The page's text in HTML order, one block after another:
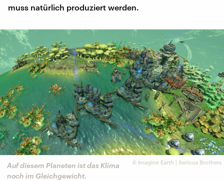
muss natürlich produziert werden.
© Imagine Earth | Serious Brothers
Auf diesem Planeten ist das Klima
noch im Gleichgewicht.